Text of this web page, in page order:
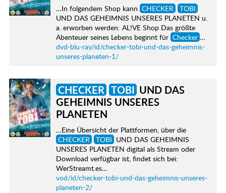
…In folgendem Shop kann CHECKER
TOBI
UND DAS GEHEIMNIS UNSERES PLANETEN u.
a. erworben werden: AL!VE Shop Das größte
Abenteuer seines Lebens beginnt für Checker …
dvd-blu-ray/id/checker-tobi-und-das-geheimnis-
unseres-planeten-1/
CHECKER TOBIUND DAS
GEHEIMNIS UNSERES
PLANETEN
…Eine Übersicht der Plattformen, über die
CHECKER
TOBI UND DAS GEHEIMNIS
UNSERES PLANETEN digital als Stream oder
Download verfügbar ist, findet sich bei:
WerStreamt.es…
vod/id/checker-tobi-und-das-geheimnis-unseres-
planeten-2/